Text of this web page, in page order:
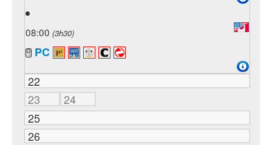
08:00 (3h30)
PC
22
23
24
25
26